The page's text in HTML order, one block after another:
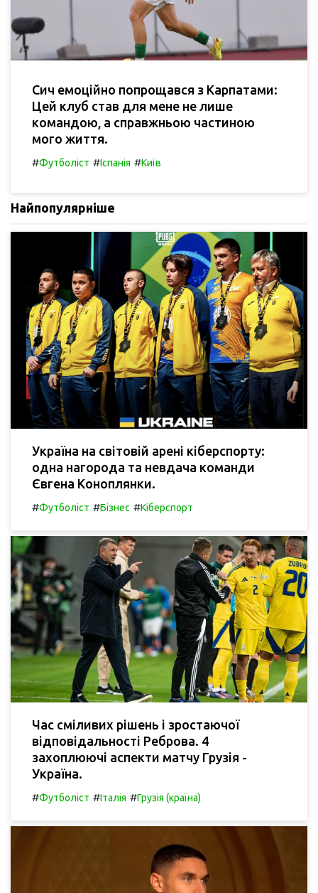
Сич емоційно попрощався з Карпатами:
Цей клуб став для мене не лише
командою, а справжньою частиною
мого життя.
#Футболіст #Іспанія #Київ
Найпопулярніше
Україна на світовій арені кіберспорту:
одна нагорода та невдача команди
Євгена Коноплянки.
#Футболіст #Бізнес #Кіберспорт
Час сміливих рішень і зростаючої
відповідальності Реброва. 4
захоплюючі аспекти матчу Грузія -
Україна.
#Футболіст #Італія #Грузія (країна)